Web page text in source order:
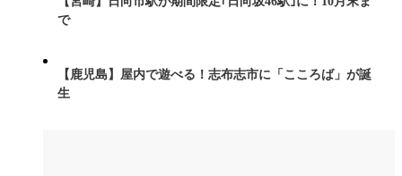
で
【鹿児島】屋内で遊べる！志布志市に「こころば」が誕
生